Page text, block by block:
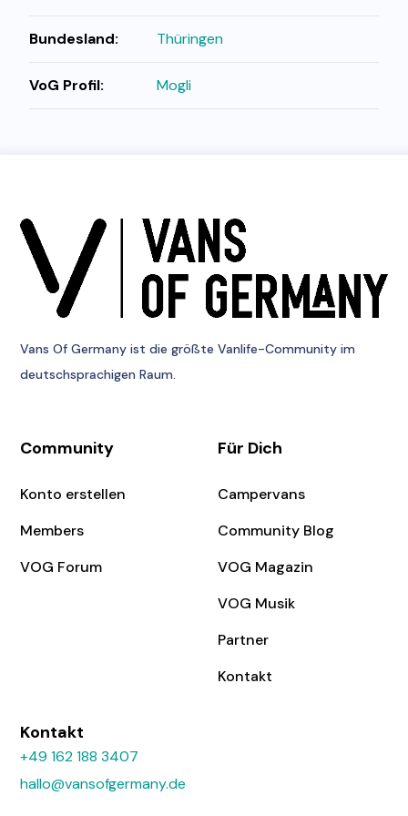
Bundesland: Thüringen
VoG Profil: Mogli
Vans Of Germany ist die größte Vanlife-Community im
deutschsprachigen Raum.
Community
Konto erstellen
Members
VOG Forum
Für Dich
Campervans
Community Blog
VOG Magazin
VOG Musik
Partner
Kontakt
Kontakt
+49 162 188 3407
hallo@vansofgermany.de